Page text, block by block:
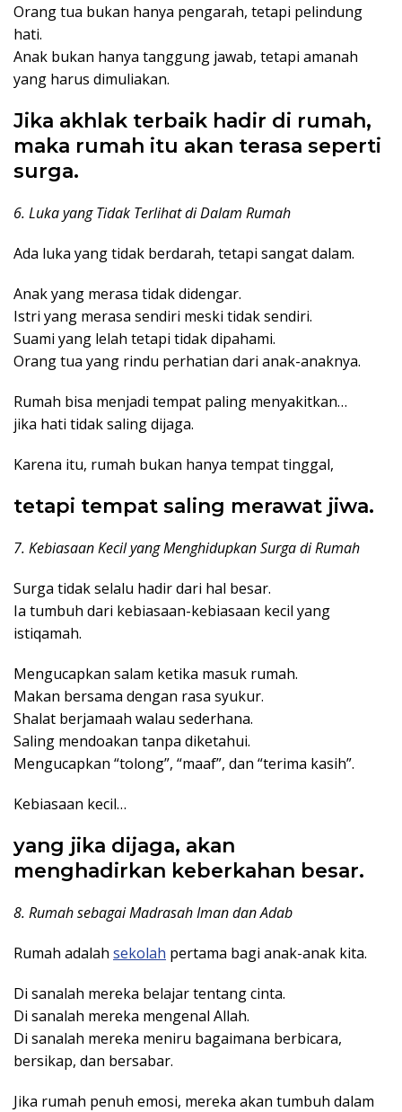
Orang tua bukan hanya pengarah, tetapi pelindung
hati.
Anak bukan hanya tanggung jawab, tetapi amanah
yang harus dimuliakan.
Jika akhlak terbaik hadir di rumah,
maka rumah itu akan terasa seperti
surga.
6. Luka yang Tidak Terlihat di Dalam Rumah
Ada luka yang tidak berdarah, tetapi sangat dalam.
Anak yang merasa tidak didengar.
Istri yang merasa sendiri meski tidak sendiri.
Suami yang lelah tetapi tidak dipahami.
Orang tua yang rindu perhatian dari anak-anaknya.
Rumah bisa menjadi tempat paling menyakitkan…
jika hati tidak saling dijaga.
Karena itu, rumah bukan hanya tempat tinggal,
tetapi tempat saling merawat jiwa.
7. Kebiasaan Kecil yang Menghidupkan Surga di Rumah
Surga tidak selalu hadir dari hal besar.
Ia tumbuh dari kebiasaan-kebiasaan kecil yang
istiqamah.
Mengucapkan salam ketika masuk rumah.
Makan bersama dengan rasa syukur.
Shalat berjamaah walau sederhana.
Saling mendoakan tanpa diketahui.
Mengucapkan “tolong”, “maaf”, dan “terima kasih”.
Kebiasaan kecil…
yang jika dijaga, akan
menghadirkan keberkahan besar.
8. Rumah sebagai Madrasah Iman dan Adab
Rumah adalah sekolah pertama bagi anak-anak kita.
Di sanalah mereka belajar tentang cinta.
Di sanalah mereka mengenal Allah.
Di sanalah mereka meniru bagaimana berbicara,
bersikap, dan bersabar.
Jika rumah penuh emosi, mereka akan tumbuh dalam